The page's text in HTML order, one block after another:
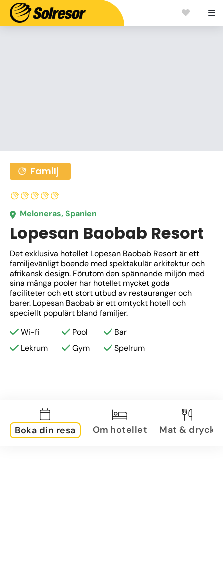
Familj
Meloneras, Spanien
Lopesan Baobab Resort
Det exklusiva hotellet Lopesan Baobab Resort är ett
familjevänligt boende med spektakulär arkitektur och
afrikansk design. Förutom den spännande miljön med
sina många pooler har hotellet mycket goda
faciliteter och ett stort utbud av restauranger och
barer. Lopesan Baobab är ett omtyckt hotell och
speciellt populärt bland familjer.
Wi-fi
Pool
Bar
Lekrum
Gym Spelrum
Boka din resa Om hotellet Mat & dryck